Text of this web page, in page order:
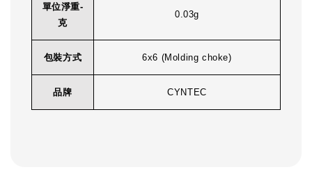
單位淨重-
克
0.03g
包裝方式 6x6 (Molding choke)
品牌 CYNTEC